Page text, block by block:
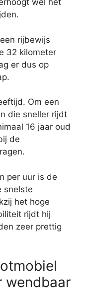
wel het
rijbewijs
32 kilometer
er dus op
Om een
die sneller rijdt
16 jaar oud
de
per uur is de
snelste
het hoge
rijdt hij
zeer prettig
wendbaar